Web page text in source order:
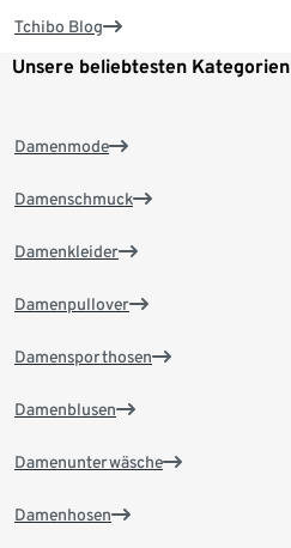
Tchibo Blog
Unsere beliebtesten Kategorien
Damenmode
Damenschmuck
Damenkleider
Damenpullover
Damensporthosen
Damenblusen
Damenunterwäsche
Damenhosen